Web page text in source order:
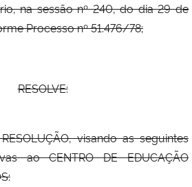
na sessão nº 240, do dia 29 de
Processo nº 51.476/78;
RESOLVE:
visando as seguintes
ao CENTRO DE EDUCAÇÃO